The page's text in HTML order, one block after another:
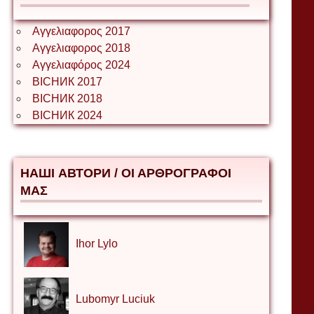
Αγγελιαφορος 2017
Αγγελιαφορος 2018
Αγγελιαφόρος 2024
ВІСНИК 2017
ВІСНИК 2018
ВІСНИК 2024
НАШІ АВТОРИ / ΟΙ ΑΡΘΡΟΓΡΑΦΟΙ
ΜΑΣ
Ihor Lylo
Lubomyr Luciuk